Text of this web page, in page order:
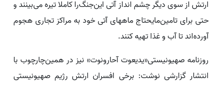
ارتش از سوی دیگر چشم انداز آتی این‌جنگ‌را کاملا تیره می‌بینند و
حتی برای تامین‌مایحتاج ماههای آتی خود به مراکز تجاری هجوم
آورده‌اند تا آب و غذا تهیه کنند.
روزنامه صهیونیستی«یدیعوت آحارونوت» نیز در همین‌چارچوب با
انتشار گزارشی نوشت: برخی افسران ارتش رژیم صهیونیستی